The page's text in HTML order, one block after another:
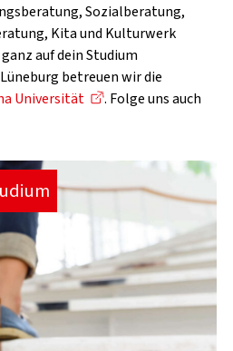
Sozialberatung,
Kita und Kulturwerk
auf dein Studium
betreuen wir die
Universität
. Folge uns auch